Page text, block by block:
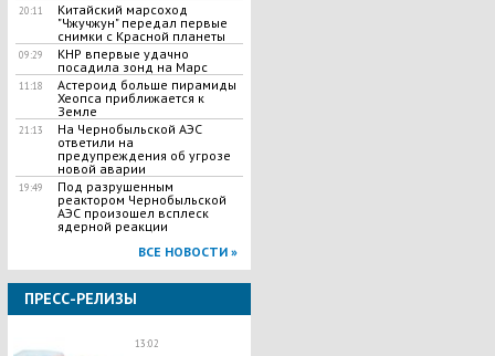
20:11
Китайский марсоход
"Чжучжун" передал первые
снимки с Красной планеты
09:29
КНР впервые удачно
посадила зонд на Марс
11:18
Астероид больше пирамиды
Хеопса приближается к
Земле
21:13
На Чернобыльской АЭС
ответили на
предупреждения об угрозе
новой аварии
19:49
Под разрушенным
реактором Чернобыльской
АЭС произошел всплеск
ядерной реакции
ВСЕ НОВОСТИ »
ПРЕСС-РЕЛИЗЫ
13:02